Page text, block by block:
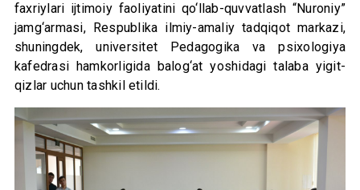
faxriylari ijtimoiy faoliyatini qo‘llab-quvvatlash “Nuroniy”
jamg‘armasi, Respublika ilmiy-amaliy tadqiqot markazi,
shuningdek, universitet Pedagogika va psixologiya
kafedrasi hamkorligida balog‘at yoshidagi talaba yigit-
qizlar uchun tashkil etildi.